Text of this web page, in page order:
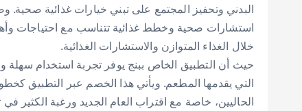
البدني وتحفيز المجتمع على تبني خيارات غذائية صحية.
استشارات صحية وخطط غذائية تتناسب مع احتياجات
خلال الغذاء المتوازن والاستشارات الغذائية.
حيث أن التطبيق الخاص ببنج يوفر تجربة استخدام
التي يقدمها المطعم. ويأتي هذا الخصم عبر التطبيق
الحاليين، خاصة مع اقتراب العام الجديد ورغبة الكثير